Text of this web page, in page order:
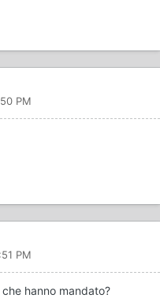
PM
PM
hanno mandato?